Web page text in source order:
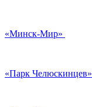
«Минск-Мир»
«Парк Челюскинцев»